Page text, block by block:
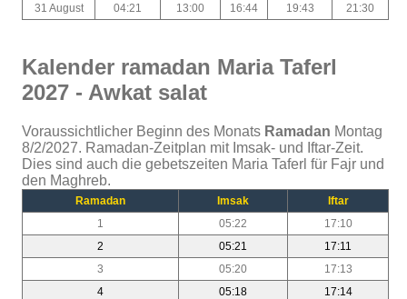
31 August
04:21 13:00 16:44 19:43 21:30
Kalender ramadan Maria Taferl
2027 - Awkat salat
Voraussichtlicher Beginn des Monats Ramadan Montag
8/2/2027. Ramadan-Zeitplan mit Imsak- und Iftar-Zeit.
Dies sind auch die gebetszeiten Maria Taferl für Fajr und
den Maghreb.
Ramadan Imsak
Iftar
1
05:22
17:10
2
05:21
17:11
3
05:20
17:13
4
05:18
17:14